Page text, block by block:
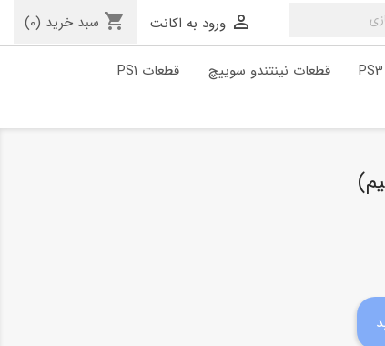
 ورود به اکانت shopping_cart سبد خرید (0)
قطعات نینتندو سوییچ
قطعات PS1